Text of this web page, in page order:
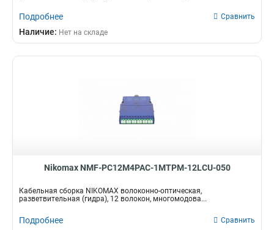
Подробнее Сравнить
Наличие: Нет на складе
Nikomax NMF-PC12M4PAC-1MTPM-12LCU-050
Кабельная сборка NIKOMAX волоконно-оптическая,
разветвительная (гидра), 12 волокон, многомодова...
Подробнее Сравнить